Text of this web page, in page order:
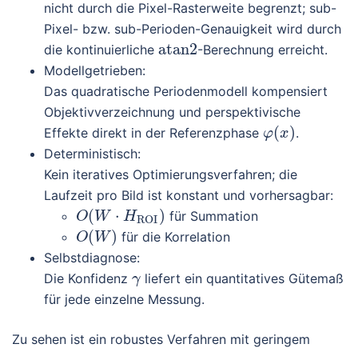
nicht durch die Pixel-Rasterweite begrenzt; sub-
Pixel- bzw. sub-Perioden-Genauigkeit wird durch
die kontinuierliche atan2-Berechnung erreicht.
Modellgetrieben:
Das quadratische Periodenmodell kompensiert
Objektivverzeichnung und perspektivische
Effekte direkt in der Referenzphase φ(x).
Deterministisch:
Kein iteratives Optimierungsverfahren; die
Laufzeit pro Bild ist konstant und vorhersagbar:
O(W ⋅ HROI) für Summation
O(W) für die Korrelation
Selbstdiagnose:
Die Konfidenz γ liefert ein quantitatives Gütemaß
für jede einzelne Messung.
Zu sehen ist ein robustes Verfahren mit geringem